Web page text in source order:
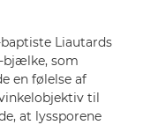
Liautards
bjælke, som
en følelse af
til
at lyssporene